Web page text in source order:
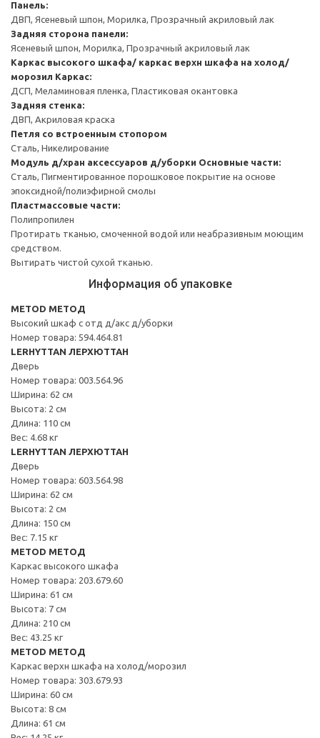
Панель:
ДВП, Ясеневый шпон, Морилка, Прозрачный акриловый лак
Задняя сторона панели:
Ясеневый шпон, Морилка, Прозрачный акриловый лак
Каркас высокого шкафа/ каркас верхн шкафа на холод/
морозил Каркас:
ДСП, Меламиновая пленка, Пластиковая окантовка
Задняя стенка:
ДВП, Акриловая краска
Петля со встроенным стопором
Сталь, Никелирование
Модуль д/хран аксессуаров д/уборки Основные части:
Сталь, Пигментированное порошковое покрытие на основе
эпоксидной/полиэфирной смолы
Пластмассовые части:
Полипропилен
Протирать тканью, смоченной водой или неабразивным моющим
средством.
Вытирать чистой сухой тканью.
Информация об упаковке
METOD МЕТОД
Высокий шкаф с отд д/акс д/уборки
Номер товара: 594.464.81
LERHYTTAN ЛЕРХЮТТАН
Дверь
Номер товара: 003.564.96
Ширина: 62 см
Высота: 2 см
Длина: 110 см
Вес: 4.68 кг
LERHYTTAN ЛЕРХЮТТАН
Дверь
Номер товара: 603.564.98
Ширина: 62 см
Высота: 2 см
Длина: 150 см
Вес: 7.15 кг
METOD МЕТОД
Каркас высокого шкафа
Номер товара: 203.679.60
Ширина: 61 см
Высота: 7 см
Длина: 210 см
Вес: 43.25 кг
METOD МЕТОД
Каркас верхн шкафа на холод/морозил
Номер товара: 303.679.93
Ширина: 60 см
Высота: 8 см
Длина: 61 см